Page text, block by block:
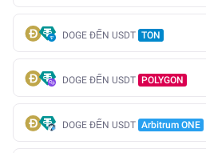
DOGE ĐẾN USDT TON
DOGE ĐẾN USDT POLYGON
DOGE ĐẾN USDT Arbitrum ONE